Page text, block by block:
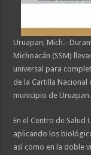
Uruapan, Mich.-
Michoacán (SSM)
universal para
de la Cartilla Nacional
municipio de Uruapan.
En el Centro de Salud
aplicando los
así como en la doble